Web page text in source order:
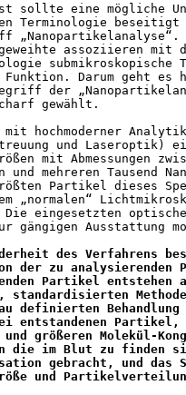
sollte eine mögliche
Terminologie beseitigt
assoziieren mit
Darum geht
der
gewählt.
hochmoderner
und Laseroptik)
mit Abmessungen
und mehreren Tausend
Partikel dieses
„normalen“
eingesetzten
gängigen Ausstattung
des
der zu analysierenden
Partikel entstehen
standardisierten
definierten
entstandenen Partikel,
größeren Molekül-
die im Blut zu finden
gebracht, und das
und